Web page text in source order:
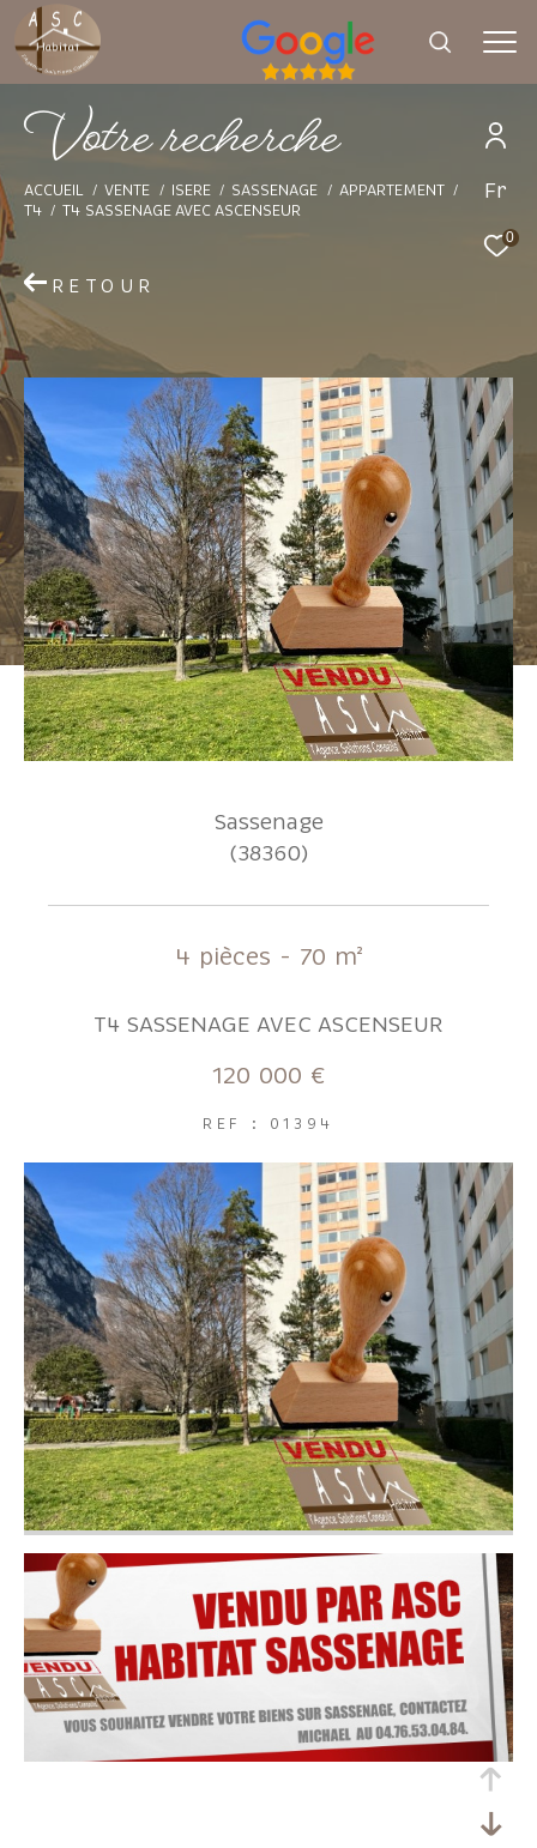
Fr
0
Voterecherche
ACCUEIL VENTE ISERE SASSENAGE
APPARTEMENT
T4
T4 SASSENAGE AVEC ASCENSEUR
RETOUR
Sassenage
(38360)
4 pièces - 70 m²
T4 SASSENAGE AVEC ASCENSEUR
120 000 €
REF : 01394
Effectuer une recherche
Type d'offre
Type de bien
Sélectionner
Budget
Pièces
1 2 3 4 5+
Localisation
Parking Terrasse Piscine
FILTRER PAR
Coups de coeur Exclusivités Nouveautés
RECHERCHER